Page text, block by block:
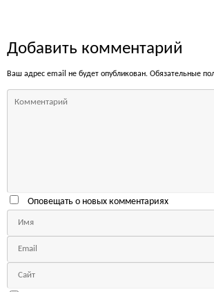
Добавить комментарий
Ваш адрес email не будет опубликован. Обязательные
Оповещать о новых комментариях